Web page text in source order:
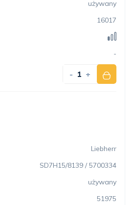
używany
16017
-
- +
Liebherr
SD7H15/8139 / 5700334
używany
51975